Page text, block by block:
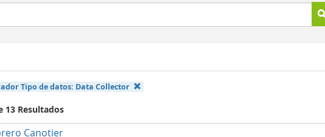
Tipo de datos: Data Collector
13 Resultados
Canotier